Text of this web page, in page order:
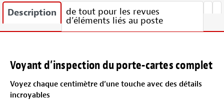
Description de tout pour les revues
d’éléments liés au poste
Voyant d’inspection du porte-cartes complet
Voyez chaque centimètre d’une touche avec des détails
incroyables